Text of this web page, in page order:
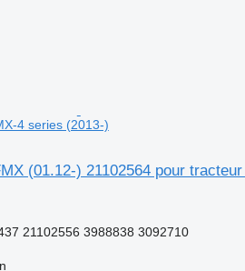
4 series (2013-)
(01.12-) 21102564 pour
21102556 3988838 3092710